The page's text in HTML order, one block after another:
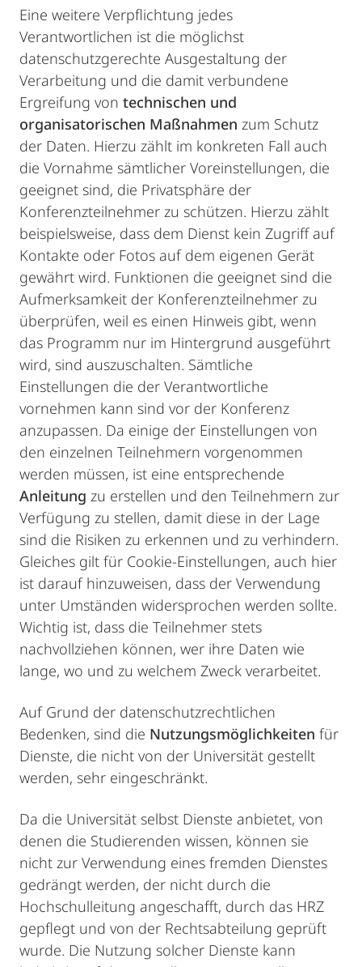
Eine weitere Verpflichtung jedes
Verantwortlichen ist die möglichst
datenschutzgerechte Ausgestaltung der
Verarbeitung und die damit verbundene
Ergreifung von technischen und
organisatorischen Maßnahmen zum Schutz
der Daten. Hierzu zählt im konkreten Fall auch
die Vornahme sämtlicher Voreinstellungen, die
geeignet sind, die Privatsphäre der
Konferenzteilnehmer zu schützen. Hierzu zählt
beispielsweise, dass dem Dienst kein Zugriff auf
Kontakte oder Fotos auf dem eigenen Gerät
gewährt wird. Funktionen die geeignet sind die
Aufmerksamkeit der Konferenzteilnehmer zu
überprüfen, weil es einen Hinweis gibt, wenn
das Programm nur im Hintergrund ausgeführt
wird, sind auszuschalten. Sämtliche
Einstellungen die der Verantwortliche
vornehmen kann sind vor der Konferenz
anzupassen. Da einige der Einstellungen von
den einzelnen Teilnehmern vorgenommen
werden müssen, ist eine entsprechende
Anleitung zu erstellen und den Teilnehmern zur
Verfügung zu stellen, damit diese in der Lage
sind die Risiken zu erkennen und zu verhindern.
Gleiches gilt für Cookie-Einstellungen, auch hier
ist darauf hinzuweisen, dass der Verwendung
unter Umständen widersprochen werden sollte.
Wichtig ist, dass die Teilnehmer stets
nachvollziehen können, wer ihre Daten wie
lange, wo und zu welchem Zweck verarbeitet.
Auf Grund der datenschutzrechtlichen
Bedenken, sind die Nutzungsmöglichkeiten für
Dienste, die nicht von der Universität gestellt
werden, sehr eingeschränkt.
Da die Universität selbst Dienste anbietet, von
denen die Studierenden wissen, können sie
nicht zur Verwendung eines fremden Dienstes
gedrängt werden, der nicht durch die
Hochschulleitung angeschafft, durch das HRZ
gepflegt und von der Rechtsabteilung geprüft
wurde. Die Nutzung solcher Dienste kann